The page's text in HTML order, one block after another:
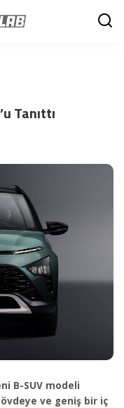
Tanıttı
B-SUV modeli
ve geniş bir iç